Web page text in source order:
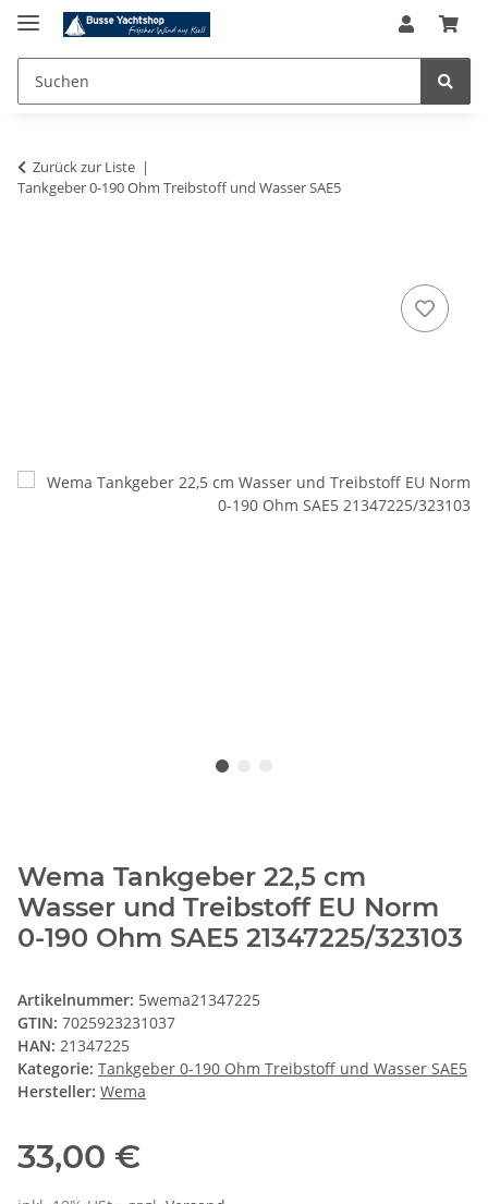
Zurück zur Liste
Tankgeber 0-190 Ohm Treibstoff und Wasser SAE5
Wema Tankgeber 22,5 cm
Wasser und Treibstoff EU Norm
0-190 Ohm SAE5 21347225/323103
Artikelnummer: 5wema21347225
GTIN: 7025923231037
HAN: 21347225
Kategorie: Tankgeber 0-190 Ohm Treibstoff und Wasser SAE5
Hersteller: Wema
33,00 €